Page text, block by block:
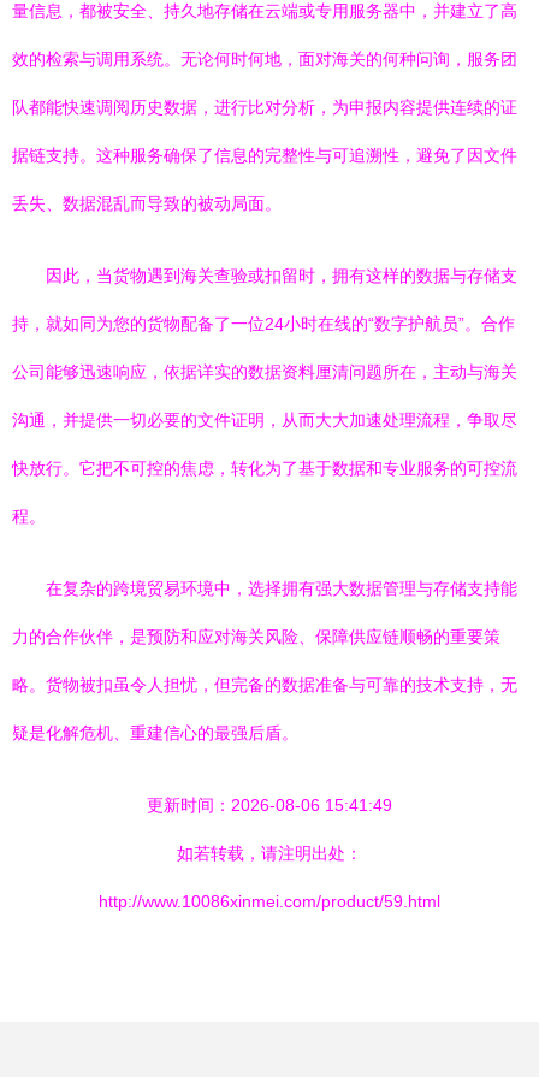
量信息，都被安全、持久地存储在云端或专用服务器中，并建立了高
效的检索与调用系统。无论何时何地，面对海关的何种问询，服务团
队都能快速调阅历史数据，进行比对分析，为申报内容提供连续的证
据链支持。这种服务确保了信息的完整性与可追溯性，避免了因文件
丢失、数据混乱而导致的被动局面。
因此，当货物遇到海关查验或扣留时，拥有这样的数据与存储支
持，就如同为您的货物配备了一位24小时在线的“数字护航员”。合作
公司能够迅速响应，依据详实的数据资料厘清问题所在，主动与海关
沟通，并提供一切必要的文件证明，从而大大加速处理流程，争取尽
快放行。它把不可控的焦虑，转化为了基于数据和专业服务的可控流
程。
在复杂的跨境贸易环境中，选择拥有强大数据管理与存储支持能
力的合作伙伴，是预防和应对海关风险、保障供应链顺畅的重要策
略。货物被扣虽令人担忧，但完备的数据准备与可靠的技术支持，无
疑是化解危机、重建信心的最强后盾。
更新时间：2026-08-06 15:41:49
如若转载，请注明出处：
http://www.10086xinmei.com/product/59.html